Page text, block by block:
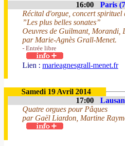
16:00 Paris
Récital d'orgue, concert spirituel
”Les plus belles sonates”
Oeuvres de Guilmant, Morandi,
par Marie-Agnès Grall-Menet.
- Entrée libre
Lien : marieagnesgrall-menet.fr
Samedi 19 Avril 2014
17:00
Quatre orgues pour Pâques
par Gaël Liardon, Martine